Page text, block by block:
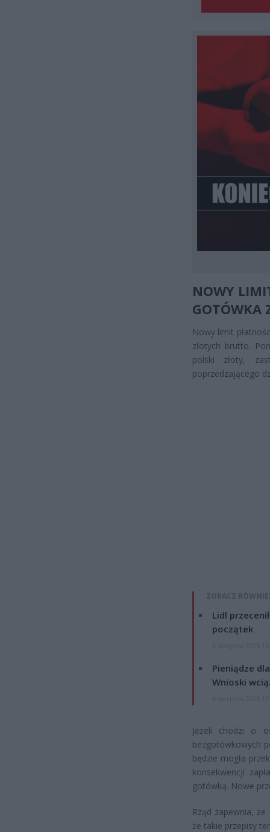
NOWY
GOTÓWKA
Nowy limit
złotych brutto.
polski złoty,
poprzedzającego
ZOBACZ
Lidl
początek
Pieniądze
Wnioski
Jeżeli chodzi o
bezgotówkowych
będzie mogła
konsekwencji
gotówką. Nowe
Rząd zapewnia,
że takie przepisy